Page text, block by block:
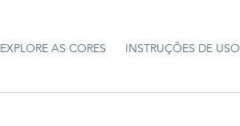
EXPLORE AS CORES INSTRUÇÕES DE USO